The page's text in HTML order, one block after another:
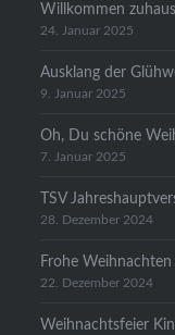
Willkommen
24. Januar 2025
Ausklang der
9. Januar 2025
Oh, Du schöne
7. Januar 2025
TSV
28. Dezember 2024
Frohe
22. Dezember 2024
Weihnachtsfeier